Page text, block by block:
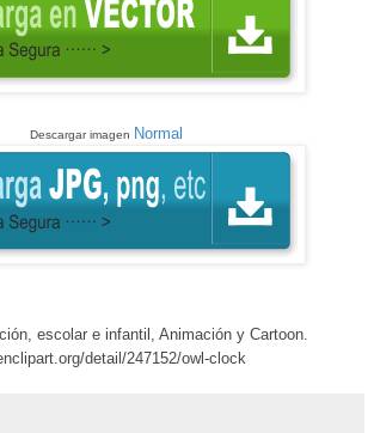
Descargar imagen Normal
escolar e infantil , Animación y Cartoon.
detail/247152/owl-clock